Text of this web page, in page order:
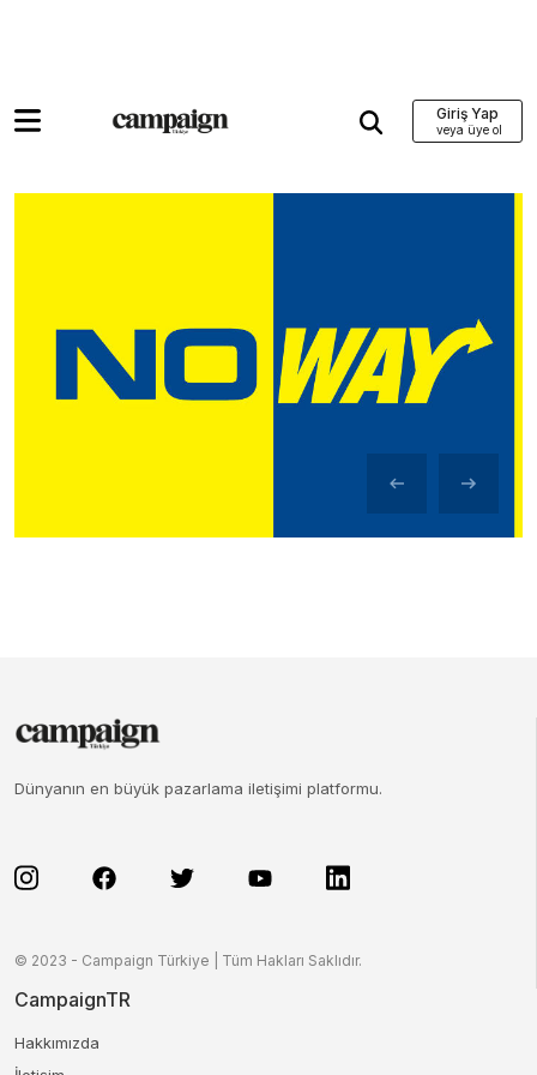
Giriş Yap
Dünyanın en büyük pazarlama iletişimi platformu.
© 2023 - Campaign Türkiye | Tüm Hakları Saklıdır.
CampaignTR
Hakkımızda